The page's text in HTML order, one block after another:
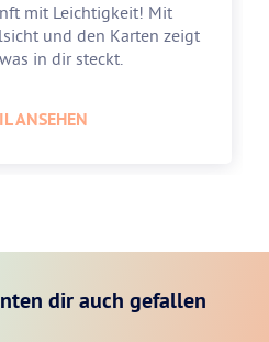
mit Leichtigkeit! Mit
und den Karten zeigt
in dir steckt.
ANSEHEN
dir auch gefallen